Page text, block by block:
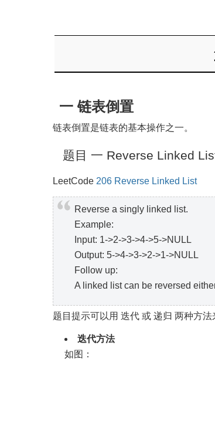
一 链表倒置
链表倒置是链表的基本操作之一。
题目 一 Reverse Linked
LeetCode 206 Reverse Linked List
Reverse a singly linked list.
Example:
Input: 1->2->3->4->5->NULL
Output: 5->4->3->2->1->NULL
Follow up:
A linked list can be reversed
题目提示可以用 迭代 或 递归 两种方法
迭代方法
如图：